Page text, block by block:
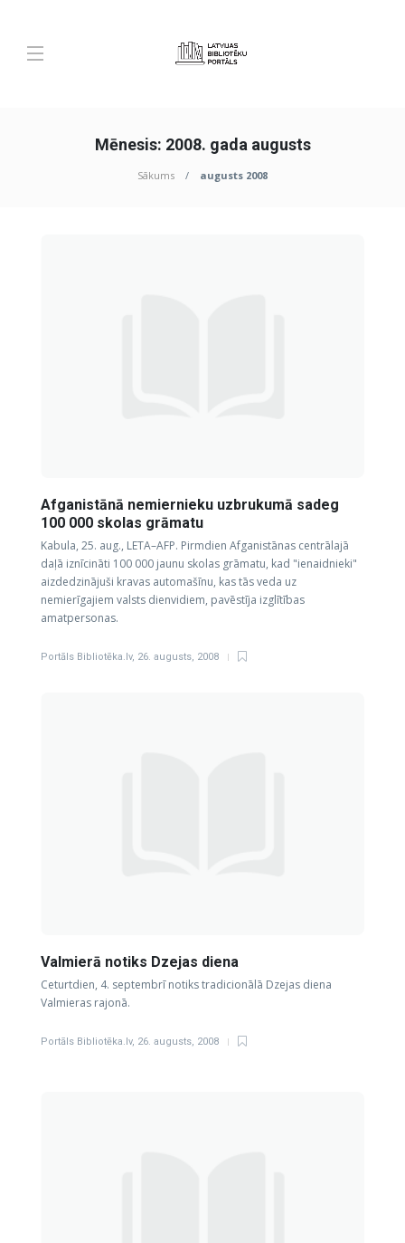
Mēnesis: 2008. gada augusts
Sākums augusts 2008
Afganistānā nemiernieku uzbrukumā sadeg
100 000 skolas grāmatu
Kabula, 25. aug., LETA–AFP. Pirmdien Afganistānas centrālajā
daļā iznīcināti 100 000 jaunu skolas grāmatu, kad "ienaidnieki"
aizdedzinājuši kravas automašīnu, kas tās veda uz
nemierīgajiem valsts dienvidiem, pavēstīja izglītības
amatpersonas.
Portāls Bibliotēka.lv, 26. augusts, 2008
Valmierā notiks Dzejas diena
Ceturtdien, 4. septembrī notiks tradicionālā Dzejas diena
Valmieras rajonā.
Portāls Bibliotēka.lv, 26. augusts, 2008